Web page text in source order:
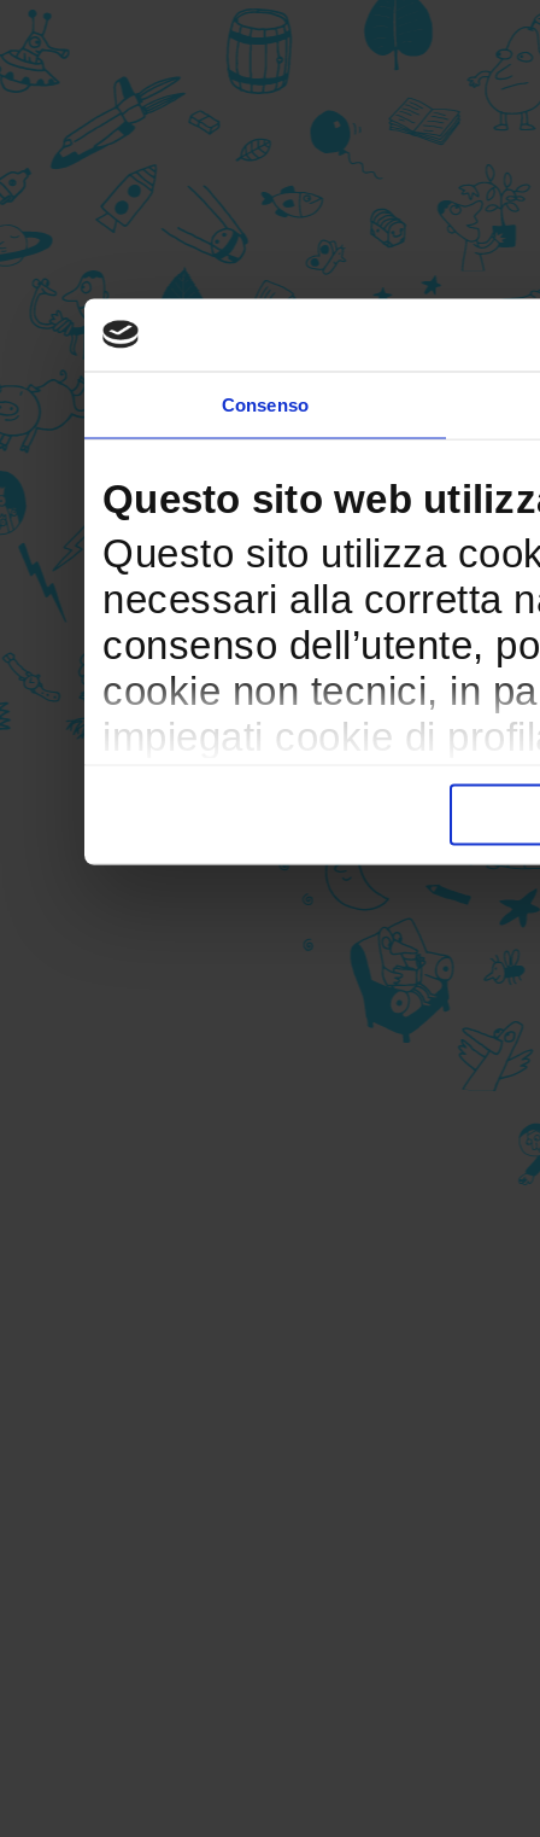
Consenso
Questo sito web
Questo sito utilizza
necessari alla corretta
consenso dell’utente,
cookie non tecnici, in
impiegati cookie di
trasferimento verso
durante la navigazione.
Per maggiori dettagli
durante la
privacy sui cookie, ti
informativa cookie
Chiudendo il banner
senza alcuna
cookie tecnici.